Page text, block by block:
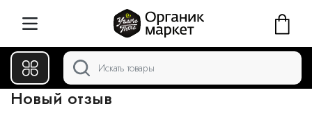
Новый отзыв